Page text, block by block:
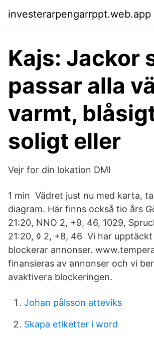
investerarpengarrppt.web.app
Kajs: Jackor
passar alla
varmt,
soligt eller
Vejr for din lokation DMI
1 min Vädret just nu med karta,
diagram. Här finns också tio års
21:20, NNO 2, +9, 46, 1029,
21:20, ◊ 2, +8, 46 Vi har
blockerar annonser.
finansieras av annonser och vi
avaktivera blockeringen.
Johan pålsson atteviks
Skapa etiketter i word